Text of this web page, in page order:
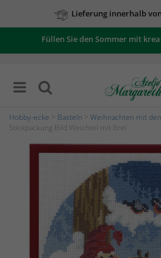
Lieferung innerhalb
Füllen Sie den Sommer mit
Hobby-ecke Basteln Weihnachten mit
Stickpackung Bild Weichtel mit Brei